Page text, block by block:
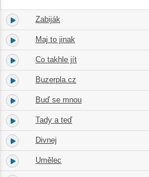
5. Zabiják
6. Maj to jinak
7. Co takhle jít
8. Buzerpla.cz
9. Buď se mnou
10. Tady a teď
11. Divnej
12. Umělec